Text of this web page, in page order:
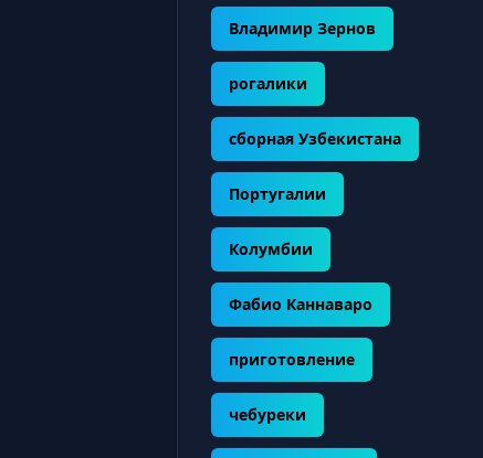
Владимир Зернов
рогалики
сборная Узбекистана
Португалии
Колумбии
Фабио Каннаваро
приготовление
чебуреки